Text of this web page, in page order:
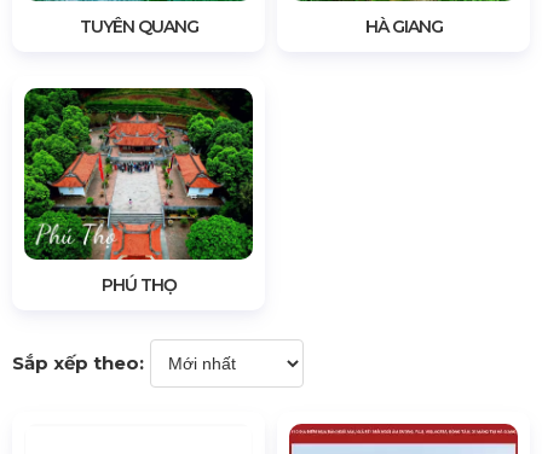
TUYÊN QUANG HÀ GIANG
PHÚ THỌ
Sắp xếp theo: